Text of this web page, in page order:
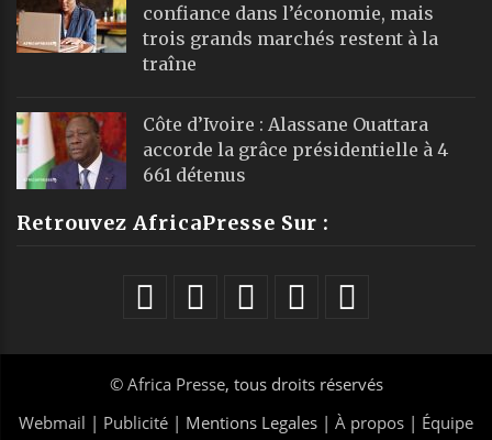
confiance dans l’économie, mais
trois grands marchés restent à la
traîne
Côte d’Ivoire : Alassane Ouattara
accorde la grâce présidentielle à 4
661 détenus
Retrouvez AfricaPresse Sur :
© Africa Presse, tous droits réservés
Webmail | Publicité | Mentions Legales | À propos | Équipe